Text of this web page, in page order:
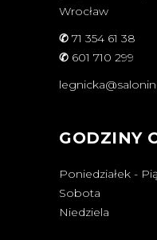
Wrocław
✆ 71 354 61 38
✆ 601 710 299
GODZINY
Poniedziałek -
Sobota
Niedziela